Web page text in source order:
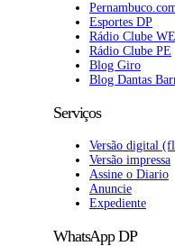
Esportes DP
Rádio Clube
Rádio Clube PE
Blog Giro
Blog Dantas
Serviços
Versão digital
Versão impressa
Assine o Diario
Anuncie
Expediente
WhatsApp DP